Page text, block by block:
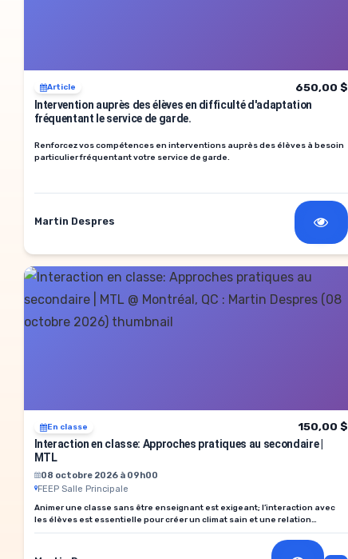
Article
650,00 $
Intervention auprès des élèves en difficulté d'adaptation
fréquentant le service de garde.
Renforcez vos compétences en interventions auprès des élèves à besoin
particulier fréquentant votre service de garde.
Martin Despres
En classe
150,00 $
Interaction en classe: Approches pratiques au secondaire |
MTL
08 octobre 2026 à 09h00
FEEP Salle Principale
Animer une classe sans être enseignant est exigeant; l’interaction avec
les élèves est essentielle pour créer un climat sain et une relation
positive.